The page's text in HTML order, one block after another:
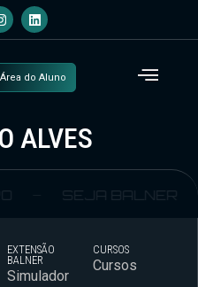
Área do Aluno
ALVES
SEJA BALNER
EXTENSÃO
BALNER
Simulador
CURSOS
Cursos